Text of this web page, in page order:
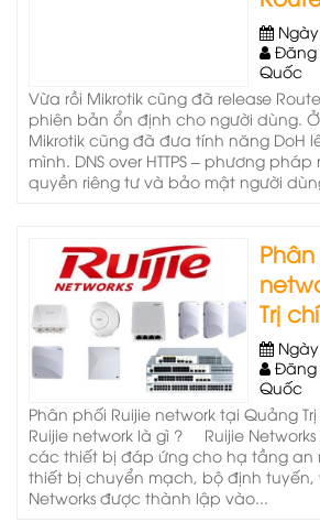
Đăng
Quốc
Vừa rồi Mikrotik cũng đã release
phiên bản ổn định cho người dùng.
Mikrotik cũng đã đưa tính năng DoH
mình. DNS over HTTPS – phương
quyền riêng tư và bảo mật người
Trị
Đăng
Quốc
Phân phối Ruijie network tại Quảng
Ruijie network là gì ? Ruijie
các thiết bị đáp ứng cho hạ tầng an
thiết bị chuyển mạch, bộ định tuyến,
Networks được thành lập vào...